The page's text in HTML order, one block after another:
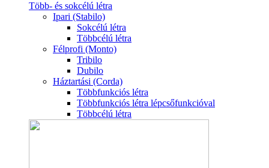
Több- és sokcélú létra
Ipari (Stabilo)
Sokcélú létra
Többcélú létra
Félprofi (Monto)
Tribilo
Dubilo
Háztartási (Corda)
Többfunkciós létra
Többfunkciós létra lépcsőfunkcióval
Többcélú létra